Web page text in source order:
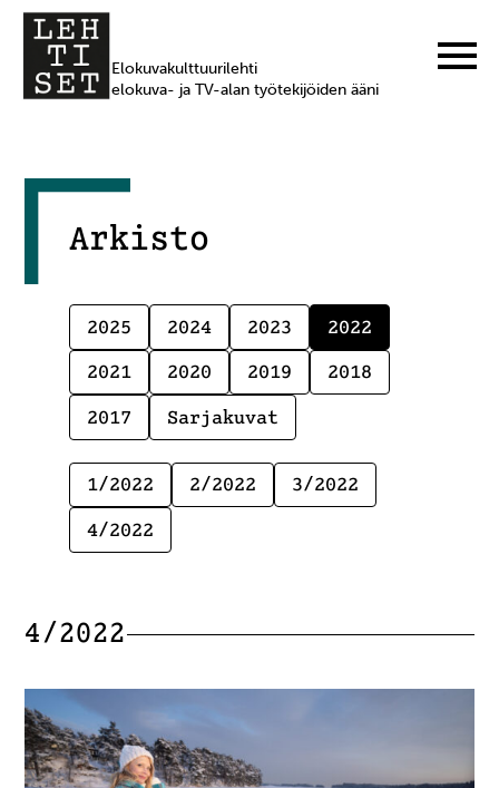
Elokuvakulttuurilehti
elokuva- ja TV-alan työtekijöiden ääni
Arkisto
2025 2024 2023
2022
2021
2020 2019
2018
2017
Sarjakuvat
1/2022 2/2022
3/2022
4/2022
4/2022